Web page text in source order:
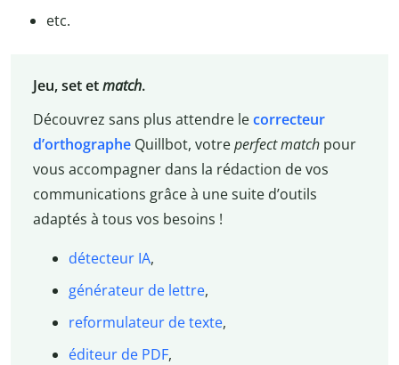
etc.
Jeu, set etmatch.
Découvrez sans plus attendre lecorrecteur
d’orthographe Quillbot, votreperfect match pour
vous accompagner dans la rédaction de vos
communications grâce à une suite d’outils
adaptés à tous vos besoins !
détecteur IA,
générateur de lettre,
reformulateur de texte,
éditeur de PDF,